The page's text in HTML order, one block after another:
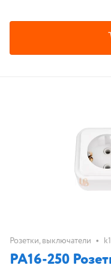
Розетки, выключатели •
РА16-250